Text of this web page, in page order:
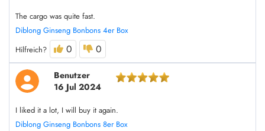
The cargo was quite fast.
Diblong Ginseng Bonbons 4er Box
Hilfreich?
0 0
Benutzer
16 Jul 2024
I liked it a lot, I will buy it again.
Diblong Ginseng Bonbons 8er Box